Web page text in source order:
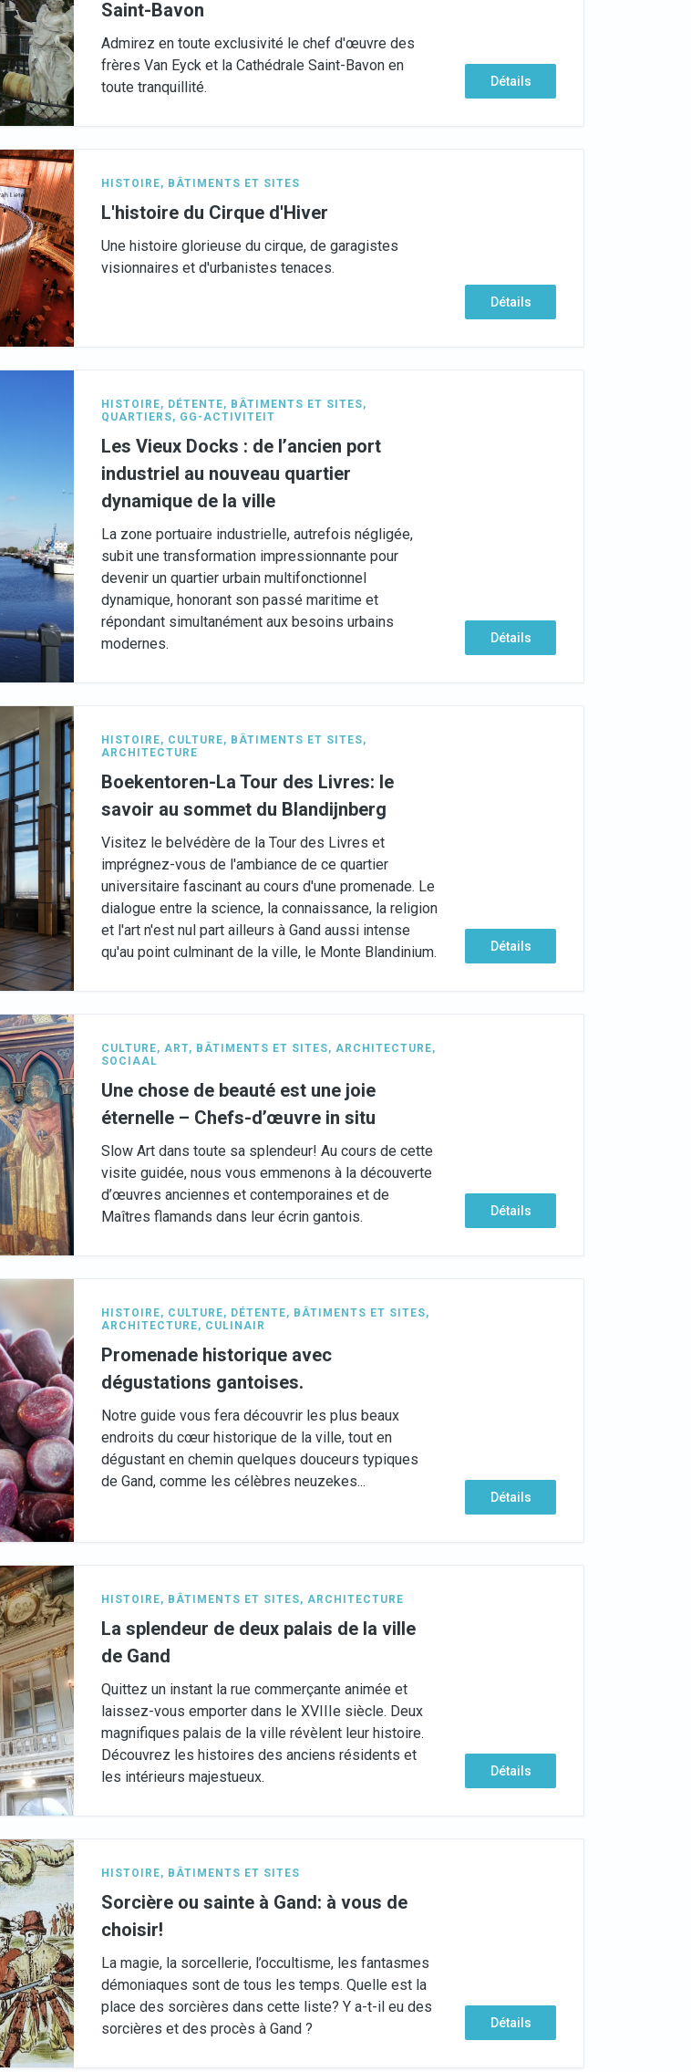
Saint-Bavon
Admirez en toute exclusivité le chef d'œuvre des
frères Van Eyck et la Cathédrale Saint-Bavon en
toute tranquillité.
Détails
HISTOIRE, BÂTIMENTS ET SITES
L'histoire du Cirque d'Hiver
Une histoire glorieuse du cirque, de garagistes
visionnaires et d'urbanistes tenaces.
Détails
HISTOIRE, DÉTENTE, BÂTIMENTS ET SITES,
QUARTIERS, GG-ACTIVITEIT
Les Vieux Docks : de l’ancien port
industriel au nouveau quartier
dynamique de la ville
La zone portuaire industrielle, autrefois négligée,
subit une transformation impressionnante pour
devenir un quartier urbain multifonctionnel
dynamique, honorant son passé maritime et
répondant simultanément aux besoins urbains
modernes.
Détails
HISTOIRE, CULTURE, BÂTIMENTS ET SITES,
ARCHITECTURE
Boekentoren-La Tour des Livres: le
savoir au sommet du Blandijnberg
Visitez le belvédère de la Tour des Livres et
imprégnez-vous de l'ambiance de ce quartier
universitaire fascinant au cours d'une promenade. Le
dialogue entre la science, la connaissance, la religion
et l'art n'est nul part ailleurs à Gand aussi intense
qu'au point culminant de la ville, le Monte Blandinium.
Détails
CULTURE, ART, BÂTIMENTS ET SITES, ARCHITECTURE,
SOCIAAL
Une chose de beauté est une joie
éternelle – Chefs-d’œuvre in situ
Slow Art dans toute sa splendeur! Au cours de cette
visite guidée, nous vous emmenons à la découverte
d’œuvres anciennes et contemporaines et de
Maîtres flamands dans leur écrin gantois.
Détails
HISTOIRE, CULTURE, DÉTENTE, BÂTIMENTS ET SITES,
ARCHITECTURE, CULINAIR
Promenade historique avec
dégustations gantoises.
Notre guide vous fera découvrir les plus beaux
endroits du cœur historique de la ville, tout en
dégustant en chemin quelques douceurs typiques
de Gand, comme les célèbres neuzekes...
Détails
HISTOIRE, BÂTIMENTS ET SITES, ARCHITECTURE
La splendeur de deux palais de la ville
de Gand
Quittez un instant la rue commerçante animée et
laissez-vous emporter dans le XVIIIe siècle. Deux
magnifiques palais de la ville révèlent leur histoire.
Découvrez les histoires des anciens résidents et
les intérieurs majestueux.
Détails
HISTOIRE, BÂTIMENTS ET SITES
Sorcière ou sainte à Gand: à vous de
choisir!
La magie, la sorcellerie, l’occultisme, les fantasmes
démoniaques sont de tous les temps. Quelle est la
place des sorcières dans cette liste? Y a-t-il eu des
sorcières et des procès à Gand ?
Détails